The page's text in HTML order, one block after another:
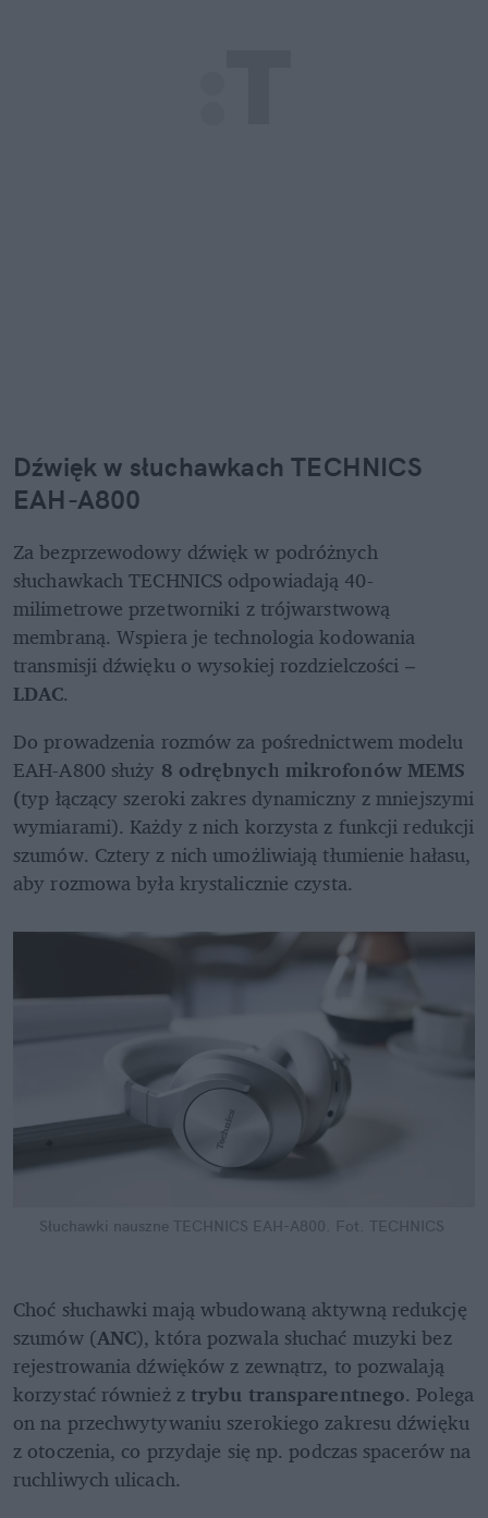
Dźwięk w słuchawkach TECHNICS
EAH-A800
Za bezprzewodowy dźwięk w podróżnych
słuchawkach TECHNICS odpowiadają 40-
milimetrowe przetworniki z trójwarstwową
membraną. Wspiera je technologia kodowania
transmisji dźwięku o wysokiej rozdzielczości –
LDAC.
Do prowadzenia rozmów za pośrednictwem modelu
EAH-A800 służy 8 odrębnych mikrofonów MEMS
(typ łączący szeroki zakres dynamiczny z mniejszymi
wymiarami). Każdy z nich korzysta z funkcji redukcji
szumów. Cztery z nich umożliwiają tłumienie hałasu,
aby rozmowa była krystalicznie czysta.
Słuchawki nauszne TECHNICS EAH-A800. Fot. TECHNICS
Choć słuchawki mają wbudowaną aktywną redukcję
szumów (ANC), która pozwala słuchać muzyki bez
rejestrowania dźwięków z zewnątrz, to pozwalają
korzystać również z trybu transparentnego. Polega
on na przechwytywaniu szerokiego zakresu dźwięku
z otoczenia, co przydaje się np. podczas spacerów na
ruchliwych ulicach.